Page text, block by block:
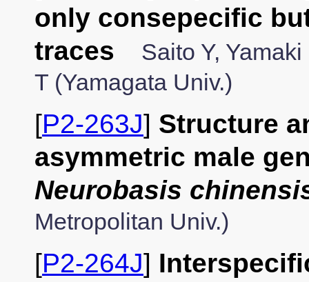
only consepecific
traces
Saito Y,
T (Yamagata Univ.)
[P2-263J] Structure
asymmetric male
Neurobasis
Metropolitan Univ.)
[P2-264J]